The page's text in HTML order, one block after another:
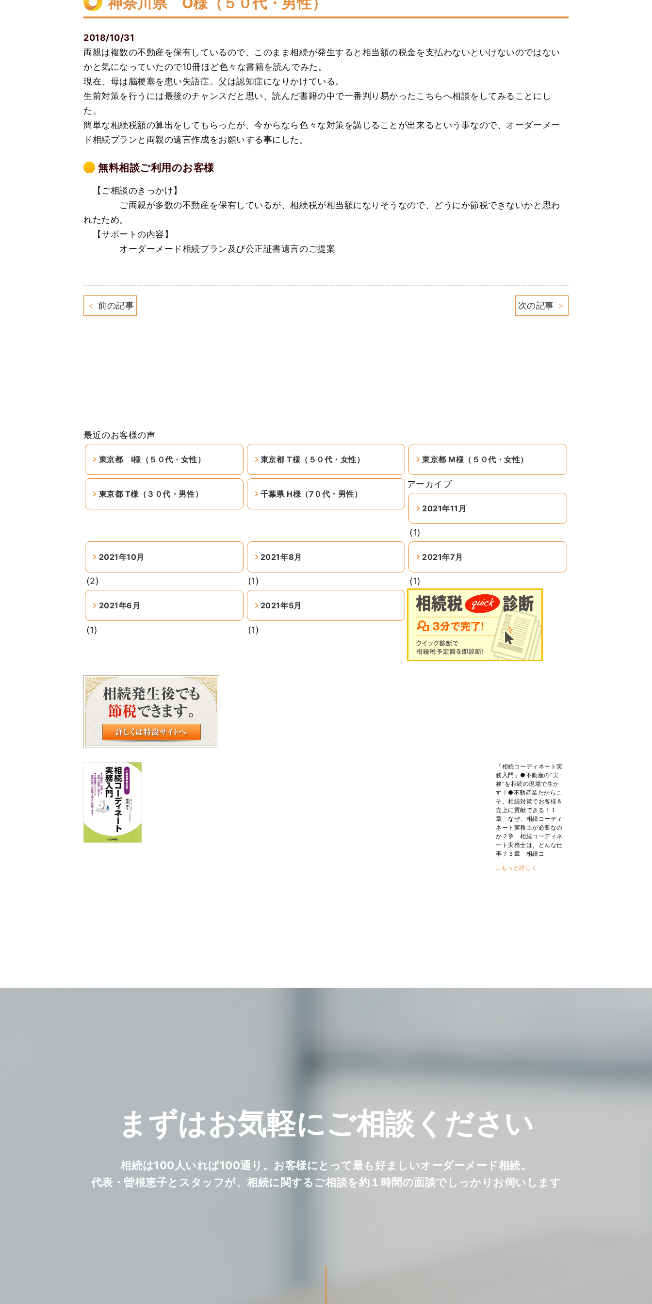
2018/10/31
両親は複数の不動産を保有しているので、このまま相続が発生すると相当額の税金を支払わないといけないのではない
かと気になっていたので10冊ほど色々な書籍を読んでみた。
現在、母は脳梗塞を患い失語症。父は認知症になりかけている。
生前対策を行うには最後のチャンスだと思い、読んだ書籍の中で一番判り易かったこちらへ相談をしてみることにし
た。
簡単な相続税額の算出をしてもらったが、今からなら色々な対策を講じることが出来るという事なので、オーダーメー
ド相続プランと両親の遺言作成をお願いする事にした。
無料相談ご利用のお客様
【ご相談のきっかけ】
ご両親が多数の不動産を保有しているが、相続税が相当額になりそうなので、どうにか節税できないかと思わ
れたため。
【サポートの内容】
オーダーメード相続プラン及び公正証書遺言のご提案
＜ 前の記事 次の記事 ＞
最近のお客様の声
東京都 I様（５０代・女性） 東京都 T様（５０代・女性） 東京都 M様（５０代・女性）
東京都 T様（３０代・男性） 千葉県 H様（7０代・男性）
アーカイブ
2021年11月
(1)
2021年10月
(2)
2021年8月
(1)
2021年7月
(1)
2021年6月
(1)
2021年5月
(1)
『相続コーディネート実
務入門』●不動産の"実
務"を相続の現場で生か
す！●不動産業だからこ
そ、相続対策でお客様＆
売上に貢献できる！１
章 なぜ、相続コーディ
ネート実務士が必要なの
か２章 相続コーディネ
ート実務士は、どんな仕
事？３章 相続コ
...もっと詳しく
まずはお気軽にご相談ください
相続は100人いれば100通り。お客様にとって最も好ましいオーダーメード相続。
代表・曽根恵子とスタッフが、相続に関するご相談を約１時間の面談でしっかりお伺いします